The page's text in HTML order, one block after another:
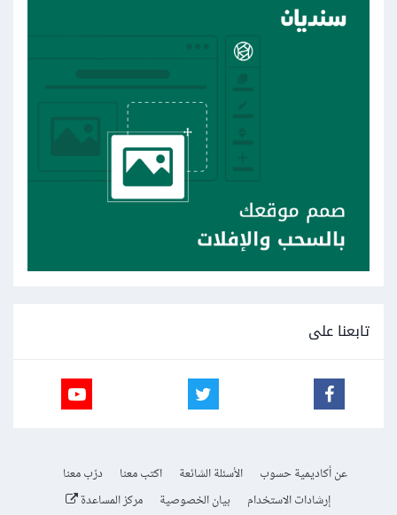
تابعنا على
عن أكاديمية حسوب الأسئلة الشائعة اكتب معنا
درّب معنا
إرشادات الاستخدام
بيان الخصوصية مركز المساعدة